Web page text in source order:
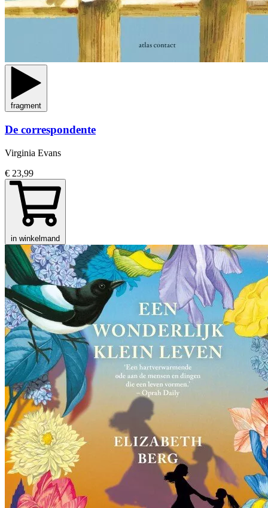
fragment
De correspondente
Virginia Evans
€ 23,99
in winkelmand